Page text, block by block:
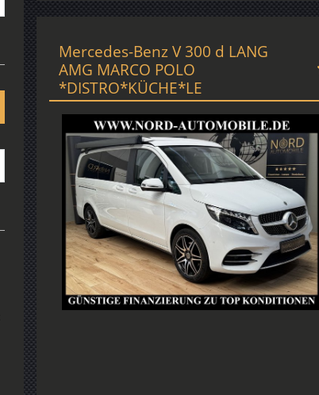
Mercedes-Benz V 300 d LANG
AMG MARCO POLO
*DISTRO*KÜCHE*LE